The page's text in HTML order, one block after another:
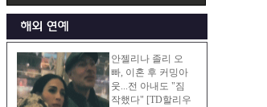
안젤리나 졸리 오
빠, 이혼 후 커밍아
웃...전 아내도 "짐
작했다" [TD할리우